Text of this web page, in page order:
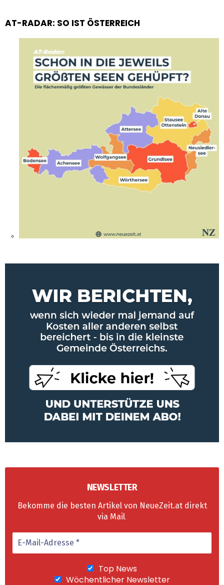
AT-RADAR: SO IST ÖSTERREICH
NEWSLETTER
Bekomme die besten Artikel von NeueZeit.at direkt
via Mail.
Top News
Wöchentlicher Newsletter